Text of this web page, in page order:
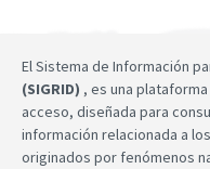
El Sistema de Información
(SIGRID) , es una
acceso, diseñada para
información relacionada a
originados por fenómenos